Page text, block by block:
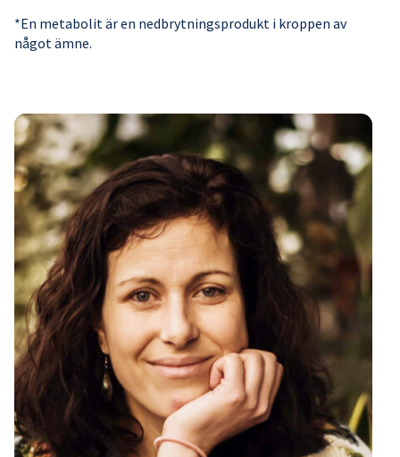
*En metabolit är en nedbrytningsprodukt i kroppen av
något ämne.